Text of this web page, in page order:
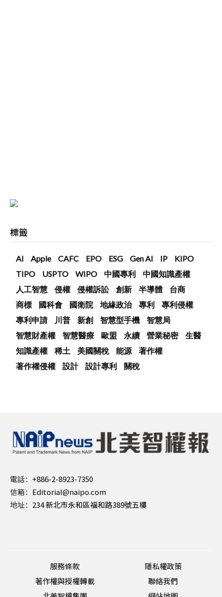
標籤
AI Apple CAFC EPO ESG Gen AI IP
KIPO
TIPO
USPTO WIPO 中國專利
中國知識產權
人工智慧
侵權 侵權訴訟 創新 半導體
台商
商標
國科會 國衛院 地緣政治 專利
專利侵權
專利申請
川普 新創 智慧型手機
智慧局
智慧財產權
智慧醫療 歐盟 永續 營業秘密
生醫
知識產權
稀土 美國關稅 能源
著作權
著作權侵權
設計 設計專利 關稅
電話： +886-2-8923-7350
信箱： Editorial@naipo.com
地址： 234 新北市永和區福和路389號五樓
服務條款
隱私權政策
著作權與授權轉載
聯絡我們